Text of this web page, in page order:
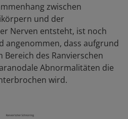
zwischen
und der
Nerven entsteht, ist noch
angenommen, dass aufgrund
Bereich des Ranvierschen
Abnormalitäten die
wird.